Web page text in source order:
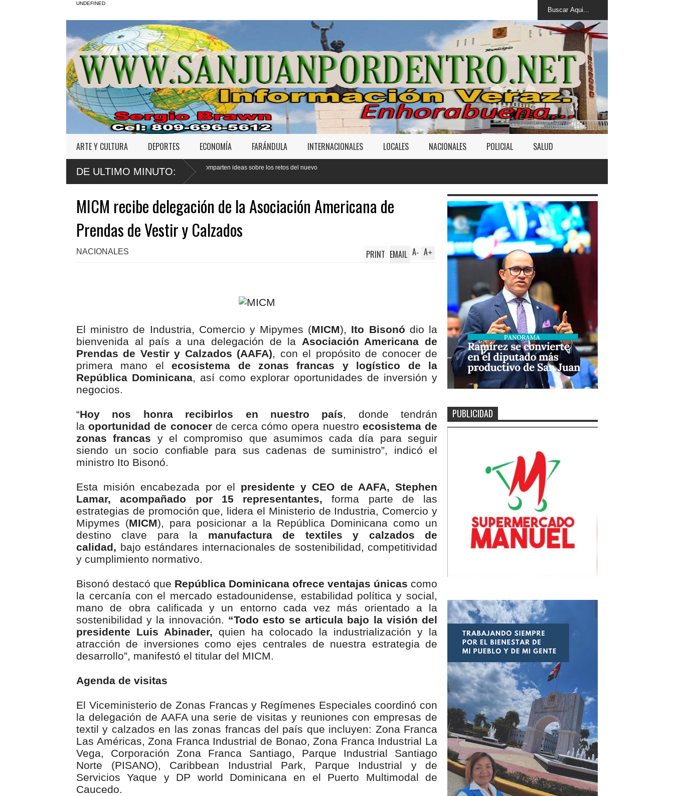
UNDEFINED
ARTE Y CULTURA DEPORTES ECONOMÍA FARÁNDULA INTERNACIONALES LOCALES NACIONALES POLICIAL SALUD
DE ULTIMO MINUTO:
Yeni Berenice y el Conep comparten ideas sobre los retos del nuevo
Código Penal
MICM recibe delegación de la Asociación Americana de
Prendas de Vestir y Calzados
NACIONALES A+
A-
PRINT EMAIL
El ministro de Industria, Comercio y Mipymes (MICM), Ito Bisonó dio la
bienvenida al país a una delegación de la Asociación Americana de
Prendas de Vestir y Calzados (AAFA), con el propósito de conocer de
primera mano el ecosistema de zonas francas y logístico de la
República Dominicana, así como explorar oportunidades de inversión y
negocios.
“Hoy nos honra recibirlos en nuestro país, donde tendrán
laoportunidad de conocerde cerca cómo opera nuestro ecosistema de
zonas francas y el compromiso que asumimos cada día para seguir
siendo un socio confiable para sus cadenas de suministro”, indicó el
ministro Ito Bisonó.
Esta misión encabezada por el presidente y CEO de AAFA, Stephen
Lamar, acompañado por 15 representantes, forma parte de las
estrategias de promoción que, lidera el Ministerio de Industria, Comercio y
Mipymes (MICM), para posicionar a la República Dominicana como un
destino clave para la manufactura de textiles y calzados de
calidad, bajo estándares internacionales de sostenibilidad, competitividad
y cumplimiento normativo.
Bisonó destacó que República Dominicana ofrece ventajas únicas como
la cercanía con el mercado estadounidense, estabilidad política y social,
mano de obra calificada y un entorno cada vez más orientado a la
sostenibilidad y la innovación. “Todo esto se articula bajo la visión del
presidente Luis Abinader, quien ha colocado la industrialización y la
atracción de inversiones como ejes centrales de nuestra estrategia de
desarrollo”, manifestó el titular del MICM.
Agenda de visitas
El Viceministerio de Zonas Francas y Regímenes Especiales coordinó con
la delegación de AAFA una serie de visitas y reuniones con empresas de
textil y calzados en las zonas francas del país que incluyen: Zona Franca
Las Américas, Zona Franca Industrial de Bonao, Zona Franca Industrial La
Vega, Corporación Zona Franca Santiago, Parque Industrial Santiago
Norte (PISANO), Caribbean Industrial Park, Parque Industrial y de
Servicios Yaque y DP world Dominicana en el Puerto Multimodal de
Caucedo.
PUBLICIDAD